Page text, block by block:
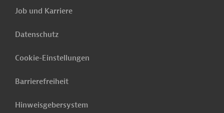
Job und Karriere
Datenschutz
Cookie-Einstellungen
Barrierefreiheit
Hinweisgebersystem